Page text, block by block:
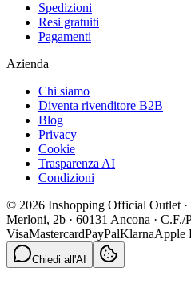
Spedizioni
Resi gratuiti
Pagamenti
Azienda
Chi siamo
Diventa rivenditore B2B
Blog
Privacy
Cookie
Trasparenza AI
Condizioni
© 2026 Inshopping Official Outlet
Merloni, 2b · 60131 Ancona · C.F./
VisaMastercardPayPalKlarnaApple
Chiedi all'AI